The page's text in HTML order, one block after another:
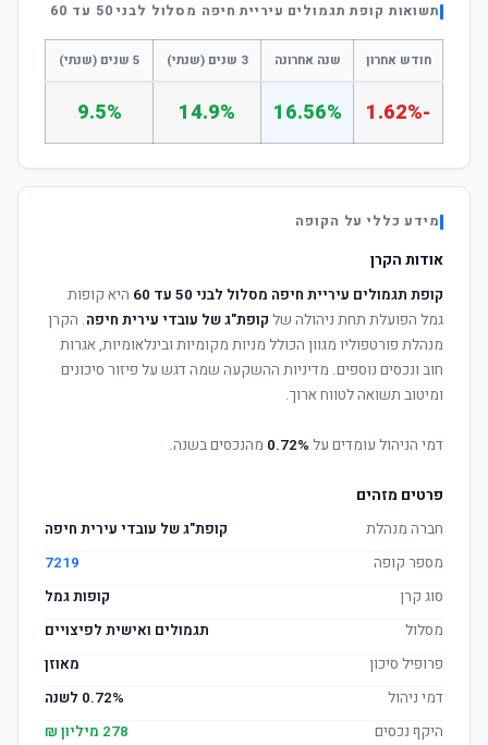
תשואות קופת תגמולים עיריית חיפה מסלול לבני 50 עד 60
חודש אחרון שנה אחרונה 3 שנים (שנתי) 5 שנים (שנתי)
-1.62%
16.56%
14.9%
9.5%
מידע כללי על הקופה
אודות הקרן
קופת תגמולים עיריית חיפה מסלול לבני 50 עד 60
היא קופות
גמל הפועלת תחת ניהולה של קופת"ג של עובדי עירית חיפה. הקרן
מנהלת פורטפוליו מגוון הכולל מניות מקומיות ובינלאומיות, אגרות
חוב ונכסים נוספים. מדיניות ההשקעה שמה דגש על פיזור סיכונים
ומיטוב תשואה לטווח ארוך.
דמי הניהול עומדים על 0.72% מהנכסים בשנה.
פרטים מזהים
חברה מנהלת
קופת"ג של עובדי עירית חיפה
מספר קופה
7219
סוג קרן
קופות גמל
מסלול
תגמולים ואישית לפיצויים
פרופיל סיכון
מאוזן
דמי ניהול
0.72% לשנה
היקף נכסים
278 מיליון ₪